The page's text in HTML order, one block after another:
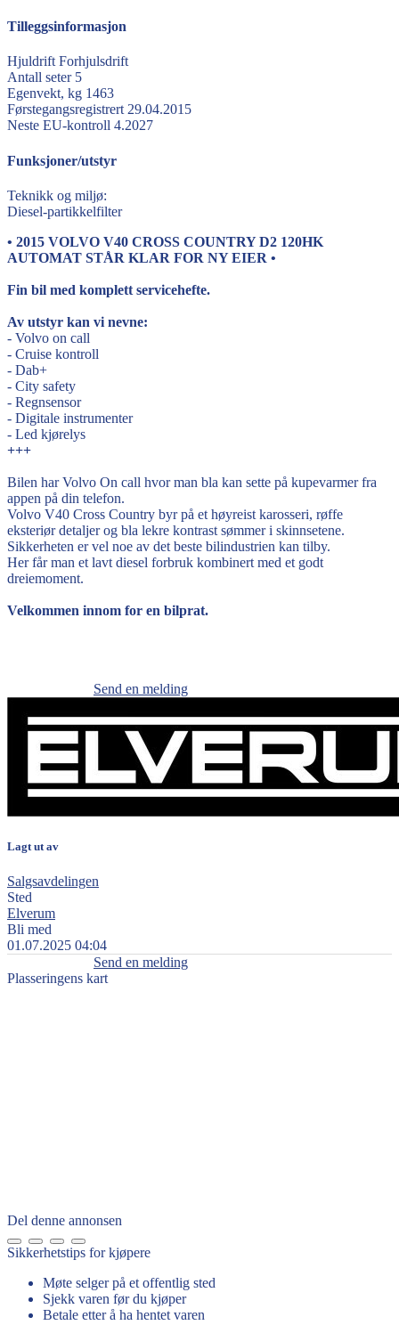
Tilleggsinformasjon
Hjuldrift Forhjulsdrift
Antall seter 5
Egenvekt, kg 1463
Førstegangsregistrert 29.04.2015
Neste EU-kontroll 4.2027
Funksjoner/utstyr
Teknikk og miljø:
Diesel-partikkelfilter
• 2015 VOLVO V40 CROSS COUNTRY D2 120HK
AUTOMAT STÅR KLAR FOR NY EIER •
Fin bil med komplett servicehefte.
Av utstyr kan vi nevne:
- Volvo on call
- Cruise kontroll
- Dab+
- City safety
- Regnsensor
- Digitale instrumenter
- Led kjørelys
+++
Bilen har Volvo On call hvor man bla kan sette på kupevarmer fra
appen på din telefon.
Volvo V40 Cross Country byr på et høyreist karosseri, røffe
eksteriør detaljer og bla lekre kontrast sømmer i skinnsetene.
Sikkerheten er vel noe av det beste bilindustrien kan tilby.
Her får man et lavt diesel forbruk kombinert med et godt
dreiemoment.
Velkommen innom for en bilprat.
Send en melding
Lagt ut av
Salgsavdelingen
Sted
Elverum
Bli med
01.07.2025 04:04
Send en melding
Plasseringens kart
Del denne annonsen
Sikkerhetstips for kjøpere
Møte selger på et offentlig sted
Sjekk varen før du kjøper
Betale etter å ha hentet varen